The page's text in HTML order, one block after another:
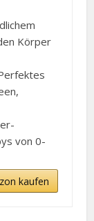
Körper
von 0-
kaufen